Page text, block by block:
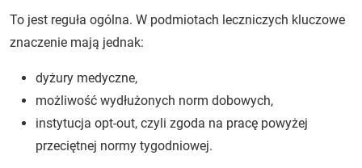
To jest reguła ogólna. W podmiotach leczniczych kluczowe
znaczenie mają jednak:
dyżury medyczne,
możliwość wydłużonych norm dobowych,
instytucja opt-out, czyli zgoda na pracę powyżej
przeciętnej normy tygodniowej.